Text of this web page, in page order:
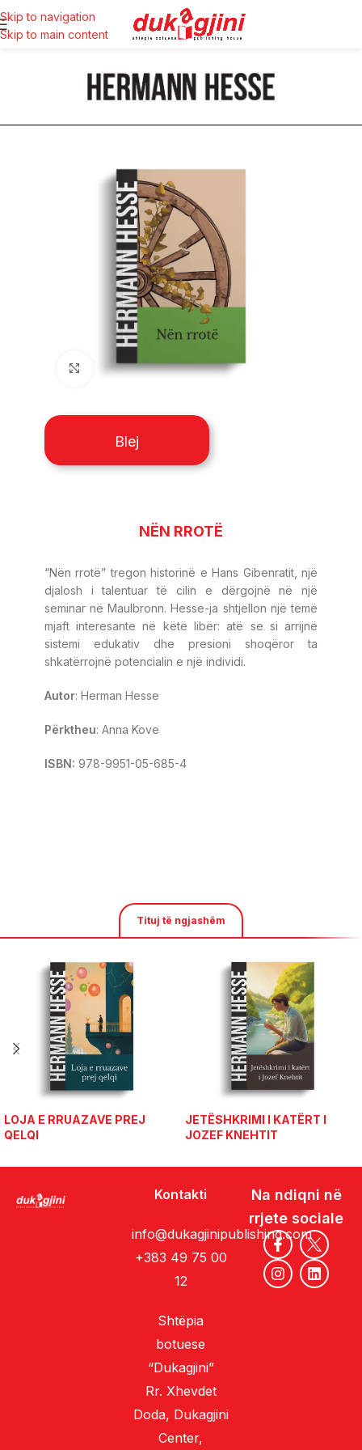
Skip to navigation
Skip to main content
Click to enlarge
Blej
NËN RROTË
“Nën rrotë” tregon historinë e Hans Gibenratit, një
djalosh i talentuar të cilin e dërgojnë në një
seminar në Maulbronn. Hesse-ja shtjellon një temë
mjaft interesante në këtë libër: atë se si arrijnë
sistemi edukativ dhe presioni shoqëror ta
shkatërrojnë potencialin e një individi.
Autor: Herman Hesse
Përktheu: Anna Kove
ISBN: 978-9951-05-685-4
Tituj të ngjashëm
LOJA E RRUAZAVE PREJ
QELQI
JETËSHKRIMI I KATËRT I
JOZEF KNEHTIT
Kontakti
info@dukagjinipublishing.com
+383 49 75 00
12
Shtëpia
botuese
“Dukagjini”
Rr. Xhevdet
Doda, Dukagjini
Center,
Na ndiqni në
rrjete sociale